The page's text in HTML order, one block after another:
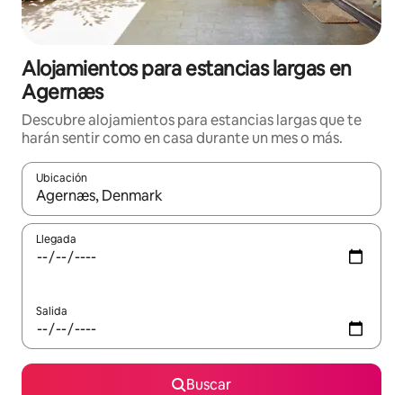
Alojamientos para estancias largas en
Agernæs
Descubre alojamientos para estancias largas que te
harán sentir como en casa durante un mes o más.
Ubicación
Cuando los resultados estén disponibles, podrás navegar
Llegada
Salida
Buscar